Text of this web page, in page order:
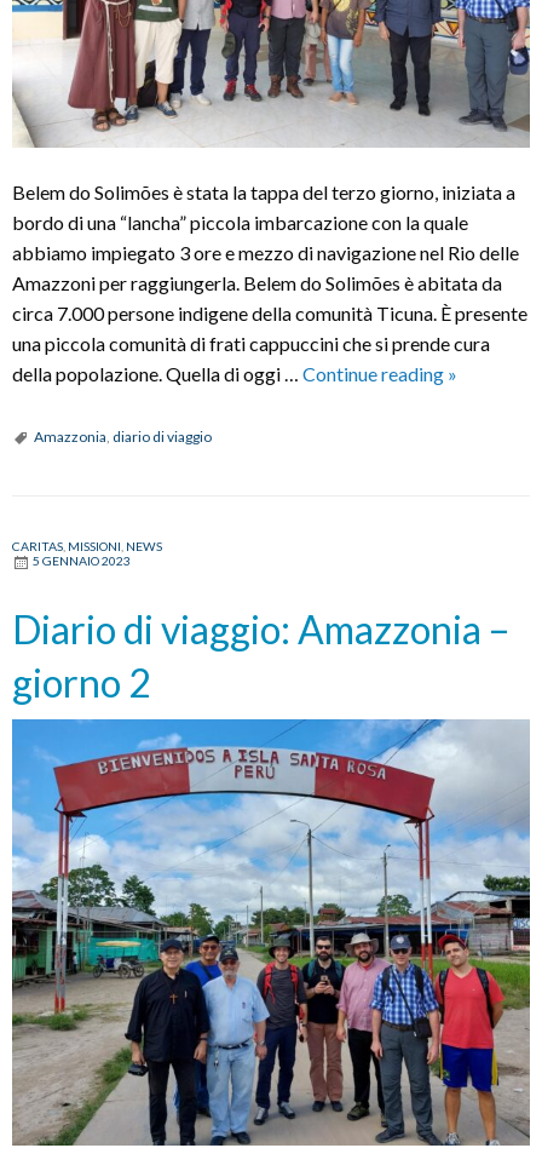
Belem do Solimões è stata la tappa del terzo giorno, iniziata a
bordo di una “lancha” piccola imbarcazione con la quale
abbiamo impiegato 3 ore e mezzo di navigazione nel Rio delle
Amazzoni per raggiungerla. Belem do Solimões è abitata da
circa 7.000 persone indigene della comunità Ticuna. È presente
una piccola comunità di frati cappuccini che si prende cura
della popolazione. Quella di oggi … Continue reading Diario
»
Amazzonia, diario di viaggio
CARITAS MISSIONI NEWS
5 GENNAIO 2023
Diario di viaggio: Amazzonia –
giorno 2